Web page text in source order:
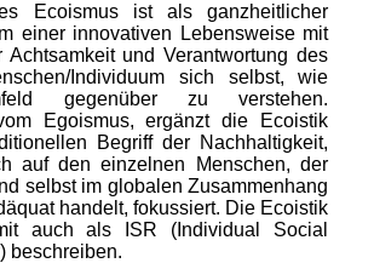
Ecoismus ist als ganzheitlicher
einer innovativen Lebensweise mit
Achtsamkeit und Verantwortung des
Individuum sich selbst, wie
gegenüber zu verstehen.
Egoismus, ergänzt die Ecoistik
Begriff der Nachhaltigkeit,
auf den einzelnen Menschen, der
selbst im globalen Zusammenhang
handelt, fokussiert. Die Ecoistik
auch als ISR (Individual Social
beschreiben.